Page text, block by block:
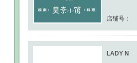
店铺号：
LADY N